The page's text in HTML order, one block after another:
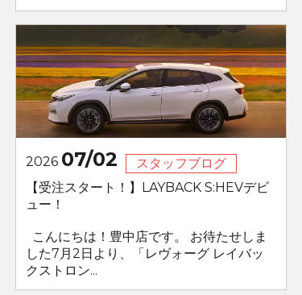
2026 07/02
スタッフブログ
【受注スタート！】LAYBACK S:HEVデビ
ュー！
こんにちは！豊中店です。 お待たせしま
した7月2日より、「レヴォーグ レイバッ
クストロン...